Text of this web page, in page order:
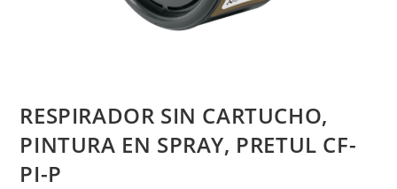
RESPIRADOR SIN CARTUCHO,
PINTURA EN SPRAY, PRETUL CF-
PI-P